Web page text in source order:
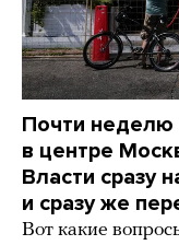
Почти неделю
в центре
Власти сразу
и сразу же
Вот какие